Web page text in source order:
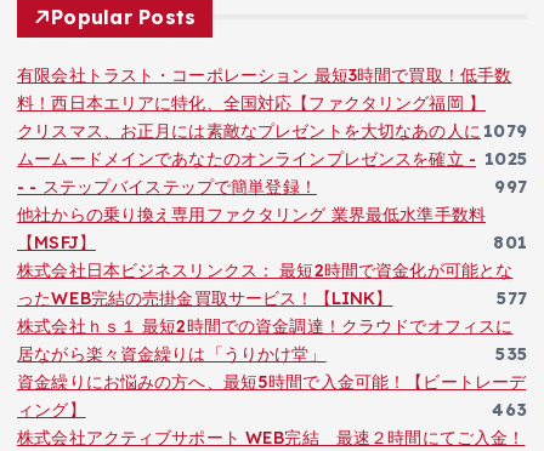
Popular Posts
有限会社トラスト・コーポレーション 最短3時間で買取！低手数
料！西日本エリアに特化、全国対応【ファクタリング福岡 】
1079
クリスマス、お正月には素敵なプレゼントを大切なあの人に
1025
ムームードメインであなたのオンラインプレゼンスを確立 -
- - ステップバイステップで簡単登録！
997
他社からの乗り換え専用ファクタリング 業界最低水準手数料
【MSFJ】
801
株式会社日本ビジネスリンクス： 最短2時間で資金化が可能とな
ったWEB完結の売掛金買取サービス！【LINK】
577
株式会社ｈｓ１ 最短2時間での資金調達！クラウドでオフィスに
居ながら楽々資金繰りは「うりかけ堂」
535
資金繰りにお悩みの方へ、最短5時間で入金可能！【ビートレーデ
ィング】
463
株式会社アクティブサポート WEB完結 最速２時間にてご入金！